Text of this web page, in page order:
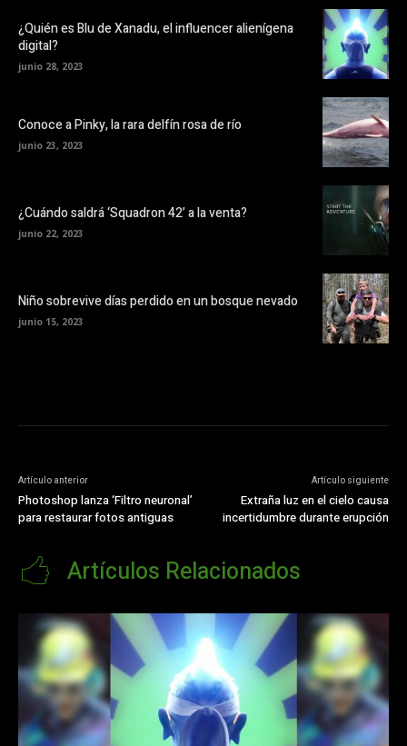
¿Quién es Blu de Xanadu, el influencer alienígena
digital?
junio 28, 2023
Conoce a Pinky, la rara delfín rosa de río
junio 23, 2023
¿Cuándo saldrá ‘Squadron 42’ a la venta?
junio 22, 2023
Niño sobrevive días perdido en un bosque nevado
junio 15, 2023
Artículo anterior
Photoshop lanza ‘Filtro neuronal’
para restaurar fotos antiguas
Artículo siguiente
Extraña luz en el cielo causa
incertidumbre durante erupción
Artículos Relacionados